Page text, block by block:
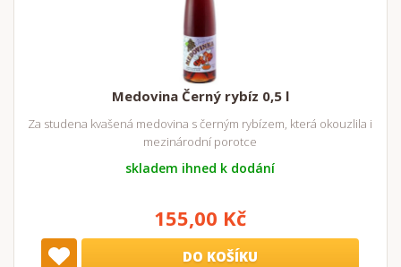
Medovina Černý rybíz 0,5 l
Za studena kvašená medovina s černým rybízem, která okouzlila i
mezinárodní porotce
skladem ihned k dodání
155,00 Kč
DO KOŠÍKU